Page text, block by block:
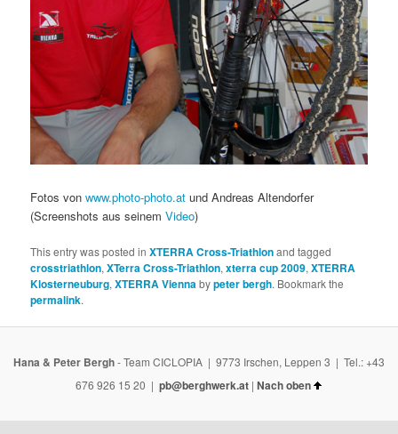
Fotos vonwww.photo-photo.at und Andreas Altendorfer
(Screenshots aus seinemVideo)
This entry was posted inXTERRA Cross-Triathlonand tagged
crosstriathlon,XTerra Cross-Triathlon,xterra cup 2009,XTERRA
Klosterneuburg,XTERRA Viennabypeter bergh. Bookmark the
permalink.
Hana & Peter Bergh- Team CICLOPIA | 9773 Irschen, Leppen 3 | Tel.: +43
676 926 15 20 | pb@berghwerk.at| Nach oben